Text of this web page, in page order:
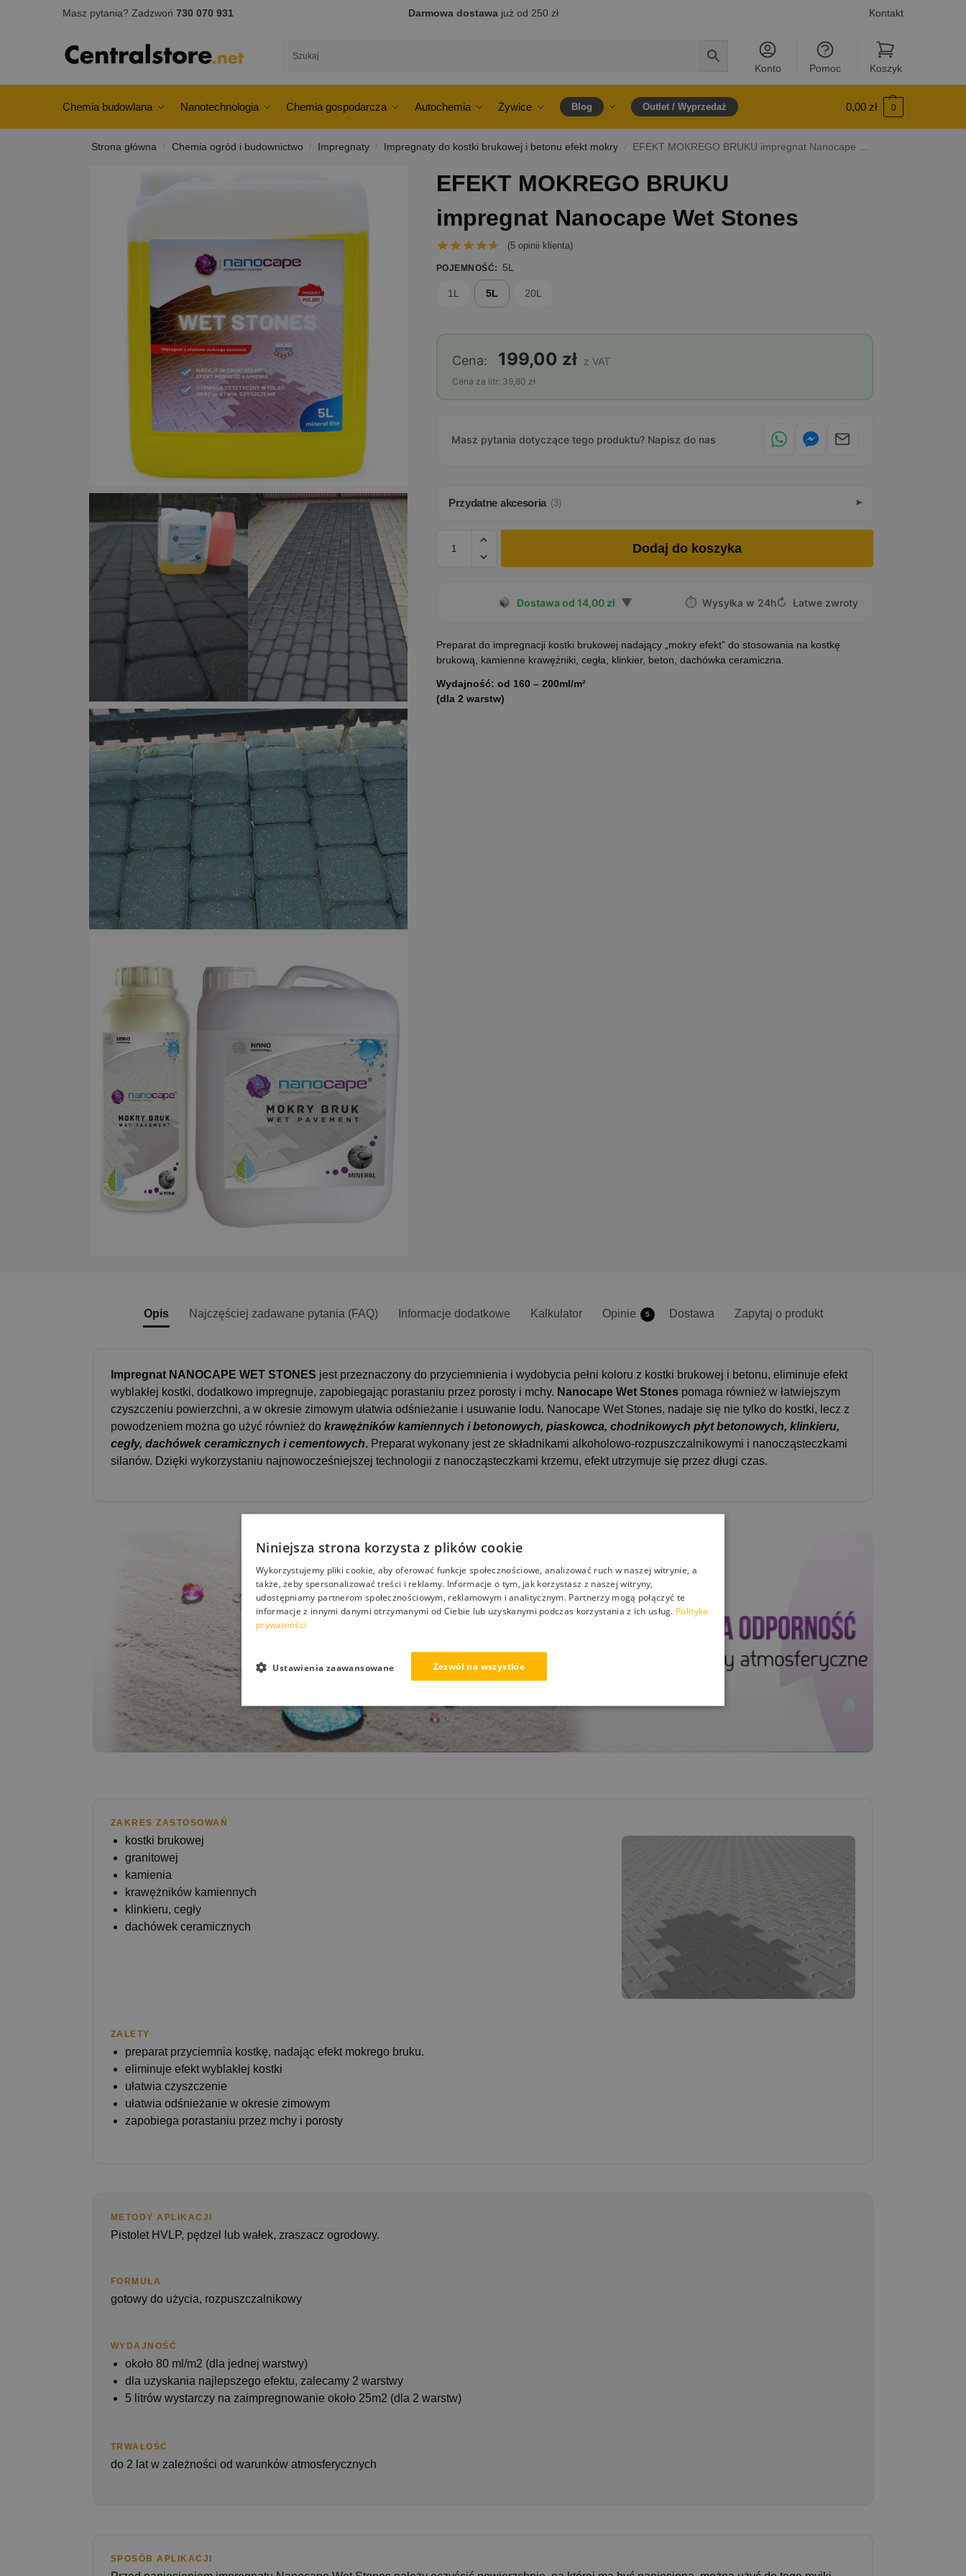
Masz pytania? Zadzwoń 730 070 931 Darmowa dostawajuż od 250 zł Kontakt
Konto Pomoc Koszyk
Chemia budowlana Nanotechnologia Chemia gospodarcza Autochemia Żywice Blog Outlet / Wyprzedaż 0,00 zł 0
Strona główna / Chemia ogród i budownictwo / Impregnaty / Impregnaty do kostki brukowej i betonu efekt mokry / EFEKT MOKREGO BRUKU impregnat Nanocape Wet Stones
EFEKT MOKREGO BRUKU
impregnat Nanocape Wet Stones
(5 opinii klienta)
POJEMNOŚĆ: 5L
1L 5L 20L
Cena: 199,00 zł z VAT
Cena za litr: 39,80 zł
Masz pytania dotyczące tego produktu? Napisz do nas
Przydatne akcesoria (3)
Dodaj do koszyka
Dostawa od 14,00 zł ▼ ⏱ Wysyłka w 24h↻ Łatwe zwroty
Preparat do impregnacji kostki brukowej nadający „mokry efekt” do stosowania na kostkę
brukową, kamienne krawężniki, cegła, klinkier, beton, dachówka ceramiczna.
Wydajność: od 160 – 200ml/m²
(dla 2 warstw)
Opis Najczęściej zadawane pytania (FAQ) Informacje dodatkowe Kalkulator Opinie 5 Dostawa Zapytaj o produkt
Impregnat NANOCAPE WET STONES jest przeznaczony do przyciemnienia i wydobycia pełni koloru z kostki brukowej i betonu, eliminuje efekt
wyblakłej kostki, dodatkowo impregnuje, zapobiegając porastaniu przez porosty i mchy. Nanocape Wet Stonespomaga również w łatwiejszym
czyszczeniu powierzchni, a w okresie zimowym ułatwia odśnieżanie i usuwanie lodu. Nanocape Wet Stones, nadaje się nie tylko do kostki, lecz z
powodzeniem można go użyć również do krawężników kamiennych i betonowych, piaskowca, chodnikowych płyt betonowych, klinkieru,
cegły, dachówek ceramicznych i cementowych.Preparat wykonany jest ze składnikami alkoholowo-rozpuszczalnikowymi i nanocząsteczkami
silanów. Dzięki wykorzystaniu najnowocześniejszej technologii z nanocząsteczkami krzemu, efekt utrzymuje się przez długi czas.
ZAKRES ZASTOSOWAŃ
kostki brukowej
granitowej
kamienia
krawężników kamiennych
klinkieru, cegły
dachówek ceramicznych
ZALETY
preparat przyciemnia kostkę, nadając efekt mokrego bruku.
eliminuje efekt wyblakłej kostki
ułatwia czyszczenie
ułatwia odśnieżanie w okresie zimowym
zapobiega porastaniu przez mchy i porosty
METODY APLIKACJI
Pistolet HVLP, pędzel lub wałek, zraszacz ogrodowy.
FORMUŁA
gotowy do użycia, rozpuszczalnikowy
WYDAJNOŚĆ
około 80 ml/m2 (dla jednej warstwy)
dla uzyskania najlepszego efektu, zalecamy 2 warstwy
5 litrów wystarczy na zaimpregnowanie około 25m2 (dla 2 warstw)
TRWAŁOŚĆ
do 2 lat w zależności od warunków atmosferycznych
SPOSÓB APLIKACJI
Niniejsza strona korzysta z plików cookie
Wykorzystujemy pliki cookie, aby oferować funkcje społecznościowe, analizować ruch w naszej witrynie, a
także, żeby spersonalizować treści i reklamy. Informacje o tym, jak korzystasz z naszej witryny,
udostępniamy partnerom społecznościowym, reklamowym i analitycznym. Partnerzy mogą połączyć te
informacje z innymi danymi otrzymanymi od Ciebie lub uzyskanymi podczas korzystania z ich usług. Polityka
prywatności
Zezwól na wszystkie
Ustawienia zaawansowane